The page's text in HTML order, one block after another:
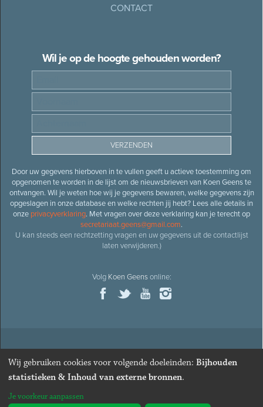
CONTACT
Wil je op de hoogte gehouden worden?
Door uw gegevens hierboven in te vullen geeft u actieve toestemming om
opgenomen te worden in de lijst om de nieuwsbrieven van Koen Geens te
ontvangen. Wil je weten hoe wij je gegevens bewaren, welke gegevens zijn
opgeslagen in onze database en welke rechten jij hebt? Lees alle details in
onze privacyverklaring. Met vragen over deze verklaring kan je terecht op
secretariaat.geens@gmail.com.
U kan steeds een rechtzetting vragen en uw gegevens uit de contactlijst
laten verwijderen.)
Volg Koen Geensonline:
© 2026Oud-minister en ere-volksvertegenwoordiger Koen
· Alle rechten voorbehouden · Cookies wijzigen
Webdesign&website ontwikkelingdoor Zenjoy in Leuven
Wij gebruiken cookies voor volgende doeleinden: Bijhouden
statistieken & Inhoud van externe bronnen.
Je voorkeur aanpassen